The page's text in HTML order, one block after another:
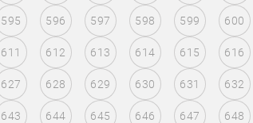
595 596 597 598 599 600
611 612 613 614 615 616
627 628 629 630 631 632
643 644 645 646 647 648